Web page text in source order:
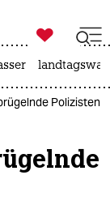

taz zahl ich
Polizisten